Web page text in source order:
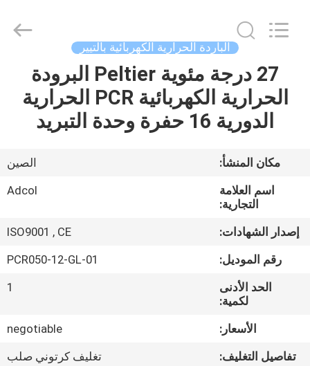
منزل
المنتجات
أشرطة
فيديو
حول
جولة
المعمل
(Guangzhou)
الباردة الحرارية الكهربائية بالتيير
27 درجة مئوية Peltier البرودة
الحرارية الكهربائية PCR الحرارية
الدورية 16 حفرة وحدة التبريد
مكان المنشأ:
الصين
اسم العلامة
التجارية:
Adcol
إصدار الشهادات:
ISO9001 , CE
رقم الموديل:
PCR050-12-GL-01
الحد الأدنى
لكمية:
1
الأسعار:
negotiable
تفاصيل التغليف:
تغليف كرتوني صلب